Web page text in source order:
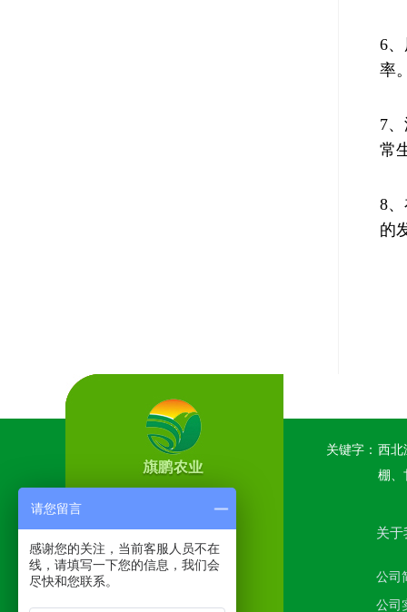
6
率
7
常
8
的
关键字： 西北
棚、
关于
公司
公司
请您留言
感谢您的关注，当前客服人员不在
线，请填写一下您的信息，我们会
尽快和您联系。